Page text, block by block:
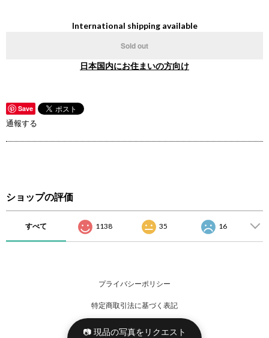
International shipping available
Sold out
日本国内にお住まいの方向け
Save
通報する
ショップの評価
すべて 1138 35 16
プライバシーポリシー
特定商取引法に基づく表記
📷 現品の写真をリクエスト